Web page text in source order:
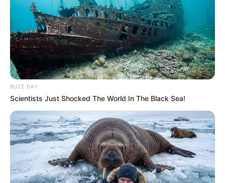
BUZZ DAY
Scientists Just Shocked The World In The Black Sea!